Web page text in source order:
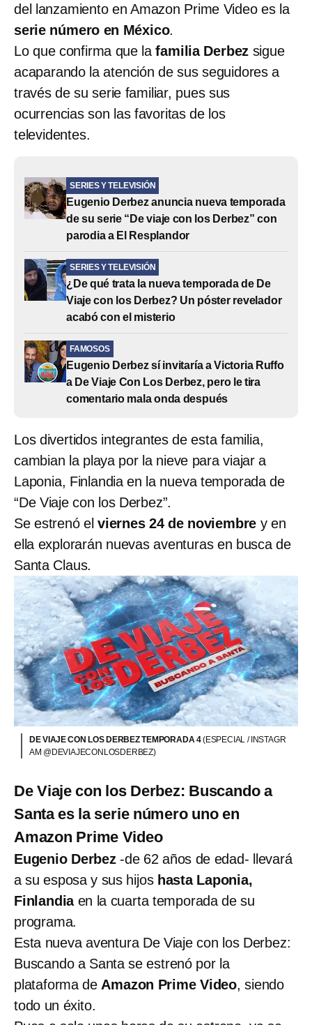
del lanzamiento en Amazon Prime Video es la
serie número en México.
Lo que confirma que lafamilia Derbez sigue
acaparando la atención de sus seguidores a
través de su serie familiar, pues sus
ocurrencias son las favoritas de los
televidentes.
SERIES Y TELEVISIÓN
Eugenio Derbez anuncia nueva temporada
de su serie “De viaje con los Derbez” con
parodia a El Resplandor
SERIES Y TELEVISIÓN
¿De qué trata la nueva temporada de De
Viaje con los Derbez? Un póster revelador
acabó con el misterio
FAMOSOS
Eugenio Derbez sí invitaría a Victoria Ruffo
a De Viaje Con Los Derbez, pero le tira
comentario mala onda después
Los divertidos integrantes de esta familia,
cambian la playa por la nieve para viajar a
Laponia, Finlandia en la nueva temporada de
“De Viaje con los Derbez”.
Se estrenó el viernes 24 de noviembre y en
ella explorarán nuevas aventuras en busca de
Santa Claus.
DE VIAJE CON LOS DERBEZ TEMPORADA 4(ESPECIAL / INSTAGR
AM @DEVIAJECONLOSDERBEZ)
De Viaje con los Derbez: Buscando a
Santa es la serie número uno en
Amazon Prime Video
Eugenio Derbez-de 62 años de edad- llevará
a su esposa y sus hijos hasta Laponia,
Finlandiaen la cuarta temporada de su
programa.
Esta nueva aventura De Viaje con los Derbez:
Buscando a Santa se estrenó por la
plataforma de Amazon Prime Video, siendo
todo un éxito.